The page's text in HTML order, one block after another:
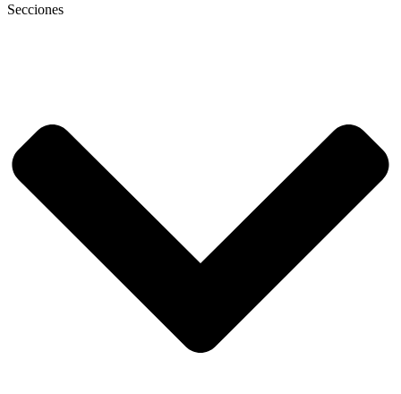
Secciones